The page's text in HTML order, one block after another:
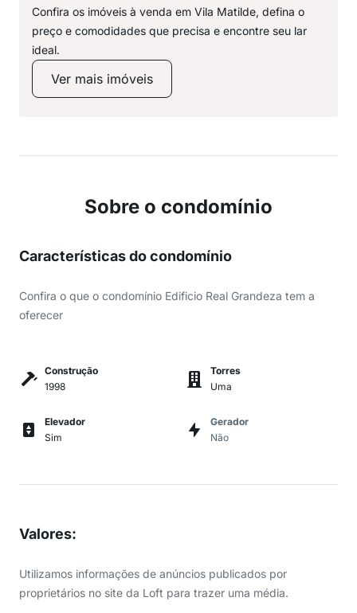
Confira os imóveis à venda em Vila Matilde, defina o
preço e comodidades que precisa e encontre seu lar
ideal.
Ver mais imóveis
Sobre o condomínio
Características do condomínio
Confira o que o condomínio Edificio Real Grandeza tem a
oferecer
Construção
1998
Torres
Uma
Elevador
Sim
Gerador
Não
Valores:
Utilizamos informações de anúncios publicados por
proprietários no site da Loft para trazer uma média.